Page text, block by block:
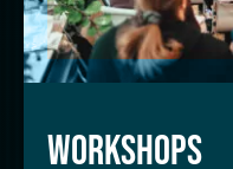
WORKSHOPS